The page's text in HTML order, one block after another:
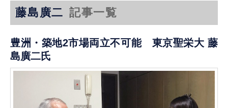
藤島廣二 記事一覧
豊洲・築地2市場両立不可能 東京聖栄大 藤
島廣二氏